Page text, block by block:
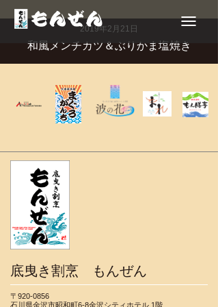
Toggle
navigation
2019年2月21日
和風メンチカツ＆ぶりかま塩焼き
底曳き割烹 もんぜん
〒920-0856
石川県金沢市昭和町6-8金沢シティホテル 1階